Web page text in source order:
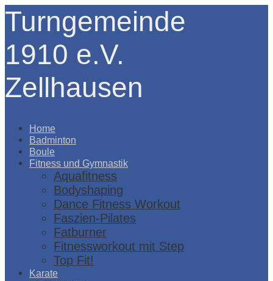
Turngemeinde
1910 e.V.
Zellhausen
Home
Badminton
Boule
Fitness und Gymnastik
Aquafitness
Bodyshaping
Dance Fitness Workout
Faszien-Pilates
Fatburner
Fitnessworkout mit Step
Top Fit!
Karate